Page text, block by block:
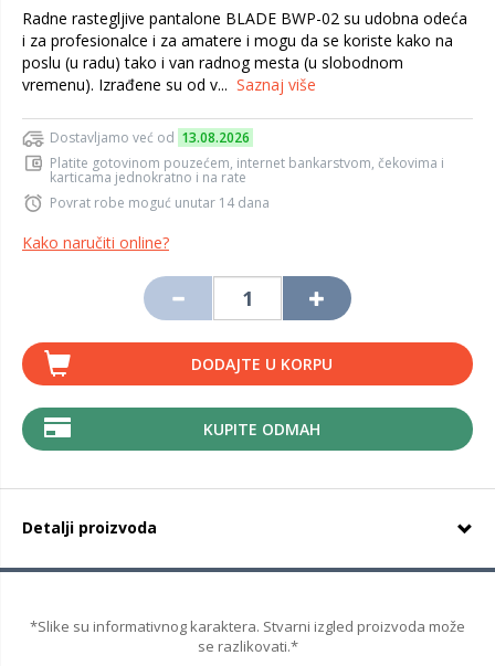
Radne rastegljive pantalone BLADE BWP-02 su udobna odeća
i za profesionalce i za amatere i mogu da se koriste kako na
poslu (u radu) tako i van radnog mesta (u slobodnom
vremenu). Izrađene su od v... Saznaj više
Dostavljamo već od 13.08.2026
Platite gotovinom pouzećem, internet bankarstvom, čekovima i
karticama jednokratno i na rate
Povrat robe moguć unutar 14 dana
Kako naručiti online?
DODAJTE U KORPU
KUPITE ODMAH
Detalji proizvoda
*Slike su informativnog karaktera. Stvarni izgled proizvoda može
se razlikovati.*